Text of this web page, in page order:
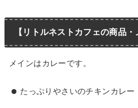
【リトルネストカフェの商品・
メインはカレーです。
たっぷりやさいのチキンカレー